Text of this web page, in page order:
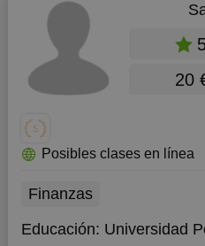
20
Posibles clases en línea
Finanzas
Educación: Universidad